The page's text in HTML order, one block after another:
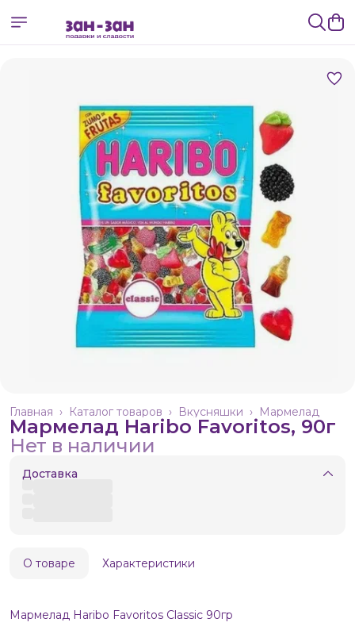
Мармелад
Вкусняшки ›
Каталог товаров ›
Главная ›
Мармелад Haribo Favoritos, 90г
Нет в наличии
Доставка
О товаре Характеристики
Мармелад Haribo Favoritos Classic 90гр